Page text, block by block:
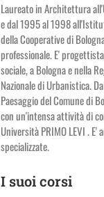
Laureato in Architettura
e dal 1995 al 1998
della Cooperative di
professionale. E'
sociale, a Bologna e nella
Nazionale di Urbanistica.
Paesaggio del Comune di
con un'intensa attività di
Università PRIMO LEVI .
specializzate.
I suoi corsi